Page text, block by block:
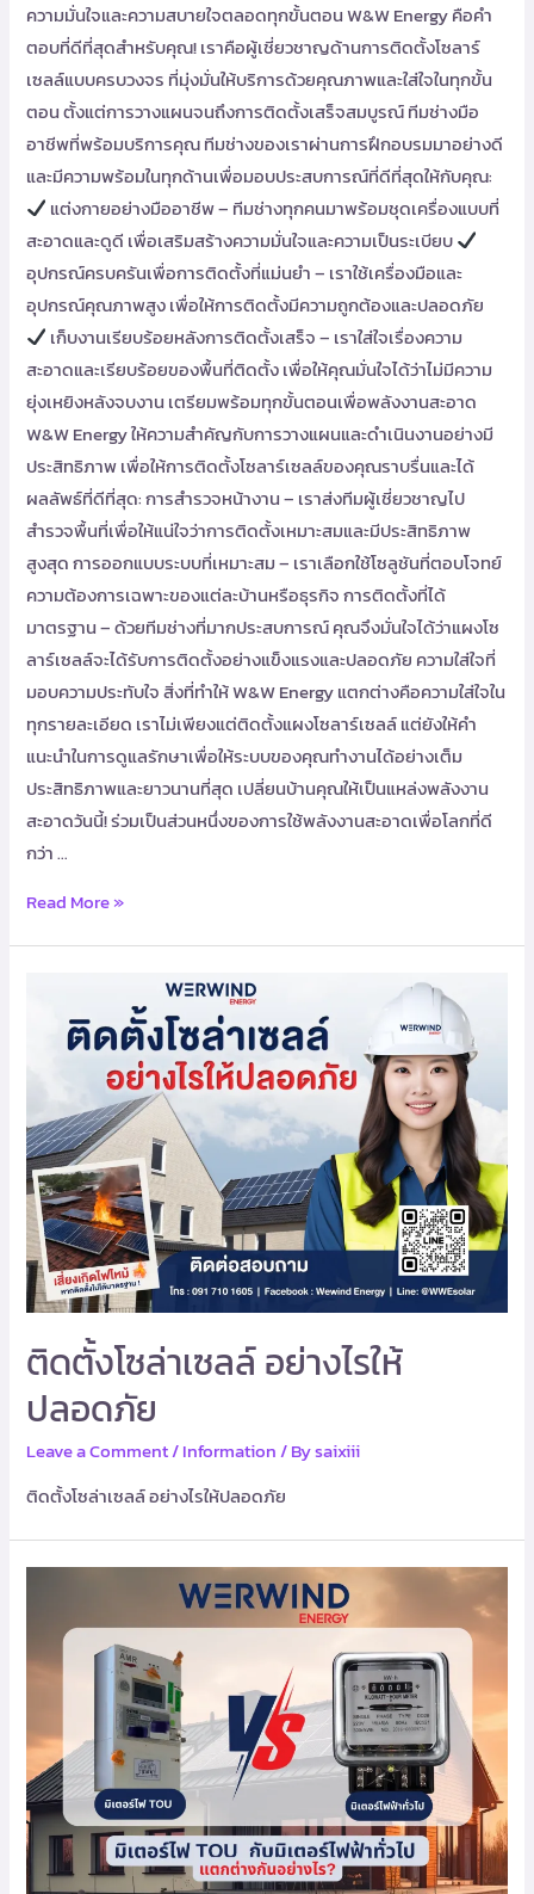
ความมั่นใจและความสบายใจตลอดทุกขั้นตอน W&W Energy คือคำ
ตอบที่ดีที่สุดสำหรับคุณ! เราคือผู้เชี่ยวชาญด้านการติดตั้งโซลาร์
เซลล์แบบครบวงจร ที่มุ่งมั่นให้บริการด้วยคุณภาพและใส่ใจในทุกขั้น
ตอน ตั้งแต่การวางแผนจนถึงการติดตั้งเสร็จสมบูรณ์ ทีมช่างมือ
อาชีพที่พร้อมบริการคุณ ทีมช่างของเราผ่านการฝึกอบรมมาอย่างดี
และมีความพร้อมในทุกด้านเพื่อมอบประสบการณ์ที่ดีที่สุดให้กับคุณ:
แต่งกายอย่างมืออาชีพ – ทีมช่างทุกคนมาพร้อมชุดเครื่องแบบที่
สะอาดและดูดี เพื่อเสริมสร้างความมั่นใจและความเป็นระเบียบ
อุปกรณ์ครบครันเพื่อการติดตั้งที่แม่นยำ – เราใช้เครื่องมือและ
อุปกรณ์คุณภาพสูง เพื่อให้การติดตั้งมีความถูกต้องและปลอดภัย
เก็บงานเรียบร้อยหลังการติดตั้งเสร็จ – เราใส่ใจเรื่องความ
สะอาดและเรียบร้อยของพื้นที่ติดตั้ง เพื่อให้คุณมั่นใจได้ว่าไม่มีความ
ยุ่งเหยิงหลังจบงาน เตรียมพร้อมทุกขั้นตอนเพื่อพลังงานสะอาด
W&W Energy ให้ความสำคัญกับการวางแผนและดำเนินงานอย่างมี
ประสิทธิภาพ เพื่อให้การติดตั้งโซลาร์เซลล์ของคุณราบรื่นและได้
ผลลัพธ์ที่ดีที่สุด: การสำรวจหน้างาน – เราส่งทีมผู้เชี่ยวชาญไป
สำรวจพื้นที่เพื่อให้แน่ใจว่าการติดตั้งเหมาะสมและมีประสิทธิภาพ
สูงสุด การออกแบบระบบที่เหมาะสม – เราเลือกใช้โซลูชันที่ตอบโจทย์
ความต้องการเฉพาะของแต่ละบ้านหรือธุรกิจ การติดตั้งที่ได้
มาตรฐาน – ด้วยทีมช่างที่มากประสบการณ์ คุณจึงมั่นใจได้ว่าแผงโซ
ลาร์เซลล์จะได้รับการติดตั้งอย่างแข็งแรงและปลอดภัย ความใส่ใจที่
มอบความประทับใจ สิ่งที่ทำให้ W&W Energy แตกต่างคือความใส่ใจใน
ทุกรายละเอียด เราไม่เพียงแต่ติดตั้งแผงโซลาร์เซลล์ แต่ยังให้คำ
แนะนำในการดูแลรักษาเพื่อให้ระบบของคุณทำงานได้อย่างเต็ม
ประสิทธิภาพและยาวนานที่สุด เปลี่ยนบ้านคุณให้เป็นแหล่งพลังงาน
สะอาดวันนี้! ร่วมเป็นส่วนหนึ่งของการใช้พลังงานสะอาดเพื่อโลกที่ดี
กว่า …
Read More »
ติดตั้งโซล่าเซลล์ อย่างไรให้
ปลอดภัย
Leave a Comment/Information/ Bysaixiii
ติดตั้งโซล่าเซลล์ อย่างไรให้ปลอดภัย
ไฟฟ้า
ทั่วไป
แตก
กัน
อย่างไร?